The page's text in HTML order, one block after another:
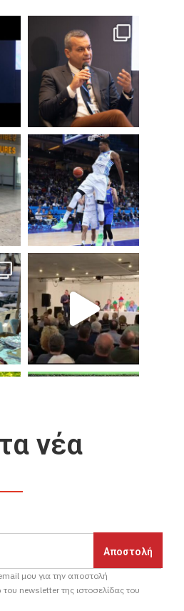
νέα
μου για την αποστολή
newsletter της ιστοσελίδας του